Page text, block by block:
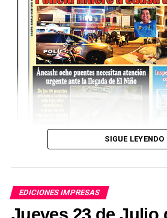
SIGUE LEYENDO
EDICIONES IMPRESAS